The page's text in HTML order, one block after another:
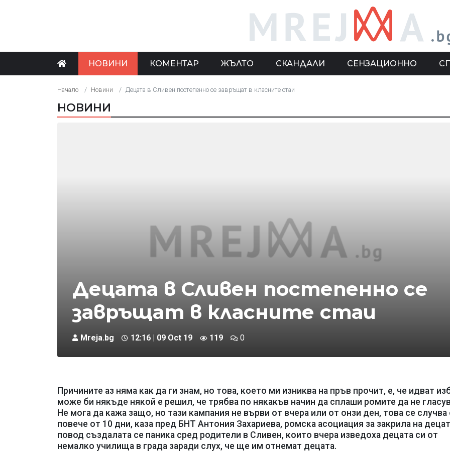
НОВИНИ КОМЕНТАР ЖЪЛТО СКАНДАЛИ СЕНЗАЦИОННО
Начало Новини Децата в Сливен постепенно се завръщат в класните стаи
НОВИНИ
Децата в Сливен постепенно се
завръщат в класните стаи
Mreja.bg 12:16 | 09 Oct 19 119 0
Причините аз няма как да ги знам, но това, което ми изниква на пръв прочит, е, че идват
може би някъде някой е решил, че трябва по някакъв начин да сплаши ромите да не
Не мога да кажа защо, но тази кампания не върви от вчера или от онзи ден, това се случва
повече от 10 дни, каза пред БНТ Антония Захариева, ромска асоциация за закрила на
повод създалата се паника сред родители в Сливен, които вчера изведоха децата си от
немалко училища в града заради слух, че ще им отнемат децата.